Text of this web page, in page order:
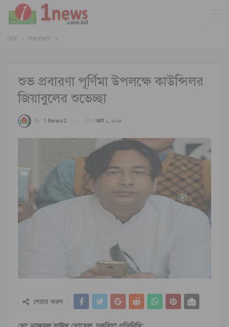
হোম কক্সবাজার
শুভ প্রবারণা পূর্ণিমা উপলক্ষে কাউন্সিলর
জিয়াবুলেৱ শুভেচ্ছা
By 1 News2 On অক্টো ১, ২০২০
শেয়ার করুন